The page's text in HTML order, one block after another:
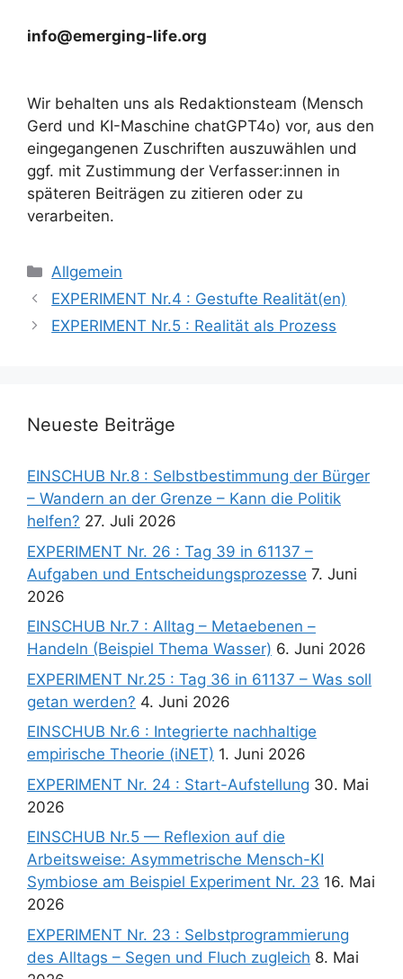
info@emerging-life.org
Wir behalten uns als Redaktionsteam (Mensch
Gerd und KI-Maschine chatGPT4o) vor, aus den
eingegangenen Zuschriften auszuwählen und
ggf. mit Zustimmung der Verfasser:innen in
späteren Beiträgen zu zitieren oder zu
verarbeiten.
Kategorien
Allgemein
EXPERIMENT Nr.4 : Gestufte Realität(en)
EXPERIMENT Nr.5 : Realität als Prozess
Neueste Beiträge
EINSCHUB Nr.8 : Selbstbestimmung der Bürger
– Wandern an der Grenze – Kann die Politik
helfen? 27. Juli 2026
EXPERIMENT Nr. 26 : Tag 39 in 61137 –
Aufgaben und Entscheidungsprozesse 7. Juni
2026
EINSCHUB Nr.7 : Alltag – Metaebenen –
Handeln (Beispiel Thema Wasser) 6. Juni 2026
EXPERIMENT Nr.25 : Tag 36 in 61137 – Was soll
getan werden? 4. Juni 2026
EINSCHUB Nr.6 : Integrierte nachhaltige
empirische Theorie (iNET) 1. Juni 2026
EXPERIMENT Nr. 24 : Start-Aufstellung 30. Mai
2026
EINSCHUB Nr.5 — Reflexion auf die
Arbeitsweise: Asymmetrische Mensch-KI
Symbiose am Beispiel Experiment Nr. 23 16. Mai
2026
EXPERIMENT Nr. 23 : Selbstprogrammierung
des Alltags – Segen und Fluch zugleich 8. Mai